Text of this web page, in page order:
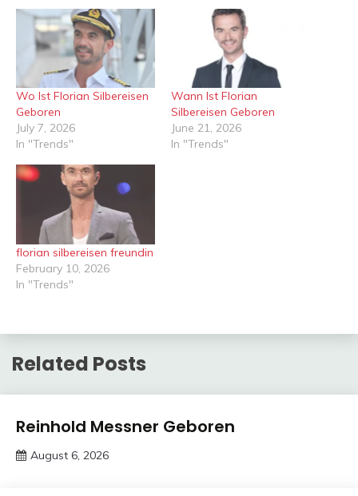
Wo Ist Florian Silbereisen
Geboren
July 7, 2026
In "Trends"
Wann Ist Florian
Silbereisen Geboren
June 21, 2026
In "Trends"
florian silbereisen freundin
February 10, 2026
In "Trends"
Related Posts
Trends
Reinhold Messner Geboren
August 6, 2026